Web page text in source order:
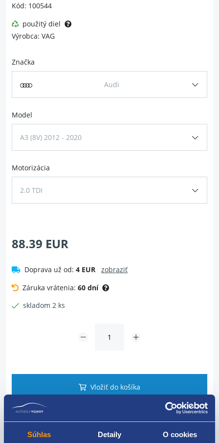
Súhlas Detaily O cookies
Kód: 100544
použitý diel
Výrobca: VAG
Značka
Audi
Model
A3 (8V) 2012 - 2020
Motorizácia
2.0 TDI
88.39 EUR
Doprava už od: 4 EUR
zobraziť
Záruka vrátenia: 60 dní
skladom 2 ks
Vložiť do košíka
Dotaz na tovar